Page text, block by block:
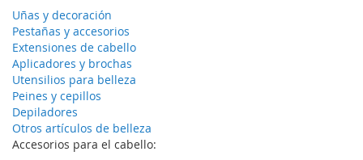
Uñas y decoración
Pestañas y accesorios
Extensiones de cabello
Aplicadores y brochas
Utensilios para belleza
Peines y cepillos
Depiladores
Otros artículos de belleza
Accesorios para el cabello: